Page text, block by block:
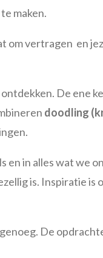
maken.
om vertragen en
De ene
doodling
en in alles wat we
is. Inspiratie is
De